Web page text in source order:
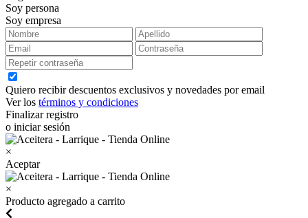
Soy persona
Soy empresa
Quiero recibir descuentos exclusivos y novedades por email
Ver los términos y condiciones
Finalizar registro
o iniciar sesión
×
Aceptar
×
Producto agregado a carrito